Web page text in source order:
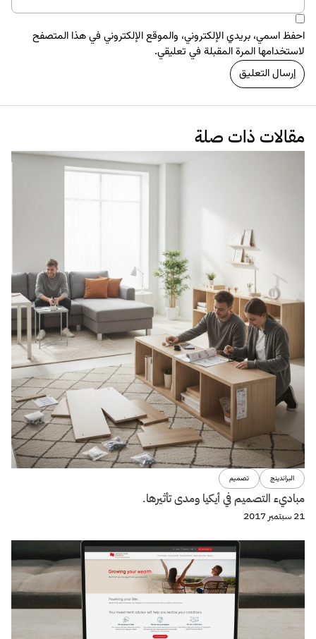
احفظ اسمي، بريدي الإلكتروني، والموقع الإلكتروني في هذا المتصفح
لاستخدامها المرة المقبلة في تعليقي.
مقالات ذات صلة
البراندينج تصميم
مباديء التصميم في أيكيا ومدى تأثيرها.
21 سبتمبر 2017